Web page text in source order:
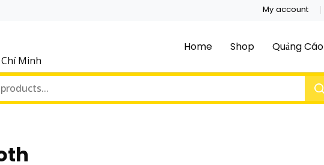
My account
Minh
Home Shop Quảng Cáo